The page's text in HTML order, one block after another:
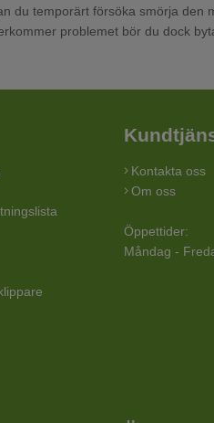
du temporärt försöka smörja den
problemet bör du dock
Kontakta oss
Om oss
Öppettider:
Måndag -